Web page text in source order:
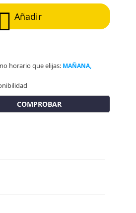
Añadir
horario que elijas: MAÑANA,
COMPROBAR